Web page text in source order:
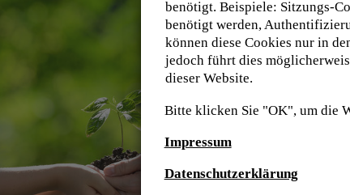
benötigt. Beispiele: Sitzungs-
benötigt werden,
können diese Cookies nur in
jedoch führt dies
dieser Website.
Bitte klicken Sie "OK", um die
Impressum
Datenschutzerklärung